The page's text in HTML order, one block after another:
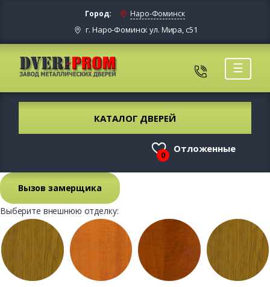
Город: Наро-Фоминск
г. Наро-Фоминск ул. Мира, с51
☰
КАТАЛОГ ДВЕРЕЙ
0
Отложенные
Вызов замерщика
Выберите внешнюю отделку: